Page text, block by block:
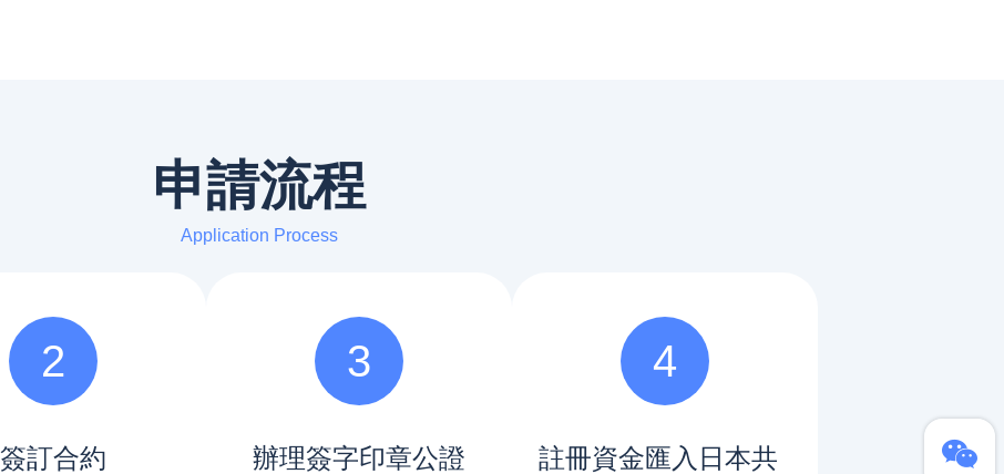
申請流程
Application Process
2
簽訂合約
3
辦理簽字印章公證
4
註冊資金匯入日本共